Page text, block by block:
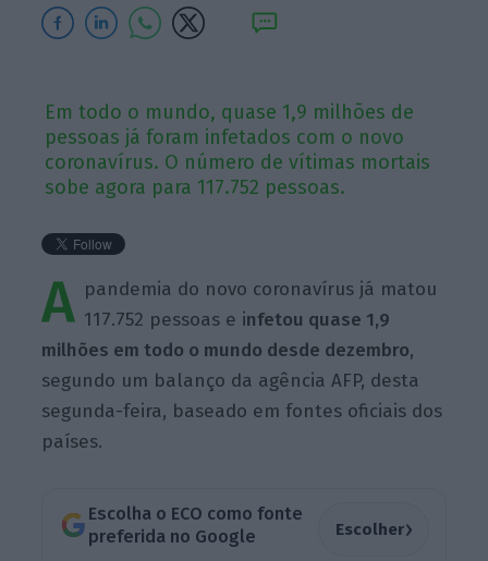
Em todo o mundo, quase 1,9 milhões de
pessoas já foram infetados com o novo
coronavírus. O número de vítimas mortais
sobe agora para 117.752 pessoas.
A pandemia do novo coronavírus já matou
117.752 pessoas e infetou quase 1,9
milhões em todo o mundo desde dezembro,
segundo um balanço da agência AFP, desta
segunda-feira, baseado em fontes oficiais dos
países.
Escolha o ECO como fonte
preferida no Google
Escolher›